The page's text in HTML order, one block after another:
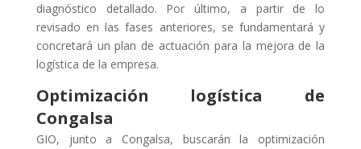
diagnóstico detallado. Por último, a partir de lo
revisado en las fases anteriores, se fundamentará y
concretará un plan de actuación para la mejora de la
logística de la empresa.
Optimización logística de
Congalsa
GIO, junto a Congalsa, buscarán la optimización